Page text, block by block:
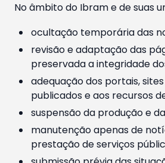
No âmbito do Ibram e de suas
ocultação temporária das
revisão e adaptação das
preservada a integridade
adequação dos portais,
publicados e aos recursos
suspensão da produção e
manutenção apenas de
prestação de serviços